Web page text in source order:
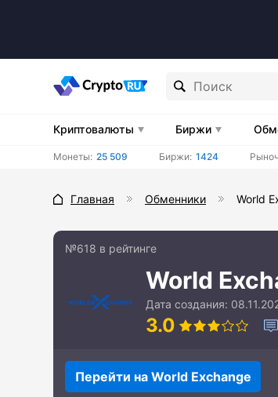
Криптовалюты Биржи
Монеты: 25 509 Биржи: 1424
Главная Обменники World
№618 в рейтинге
World
Дата создания:
3.0
Перейти на World Exchange